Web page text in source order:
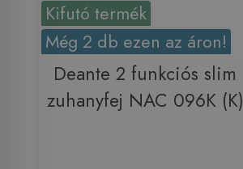
Kifutó termék
Még 2 db ezen az áron!
Deante 2 funkciós slim
zuhanyfej NAC 096K (K)